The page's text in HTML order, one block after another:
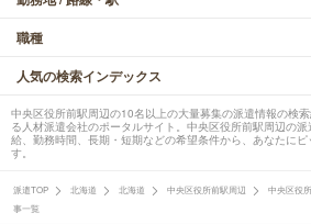
職種
人気の検索インデックス
中央区役所前駅周辺の10名以上の大量募集の派遣情報の検
る人材派遣会社のポータルサイト。中央区役所前駅周辺の
給、勤務時間、長期・短期などの希望条件から、あなたに
す。
派遣TOP 北海道 北海道 中央区役所前駅周辺
中央区役
事一覧